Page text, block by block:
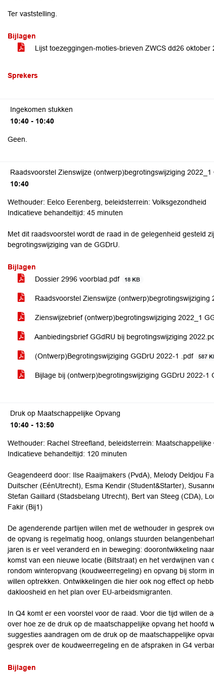
Ter vaststelling.
Bijlagen
Lijst toezeggingen-moties-brieven ZWCS dd26
Sprekers
Ingekomen stukken
10:40 - 10:40
Geen.
Raadsvoorstel Zienswijze (ontwerp)begrotingswijziging
10:40
Wethouder: Eelco Eerenberg, beleidsterrein: Volksgezondheid
Indicatieve behandeltijd: 45 minuten
Met dit raadsvoorstel wordt de raad in de gelegenheid gesteld
begrotingswijziging van de GGDrU.
Bijlagen
Dossier 2996 voorblad.pdf
18 KB
Raadsvoorstel Zienswijze
Zienswijzebrief (ontwerp)begrotingswijziging 2022_1
Aanbiedingsbrief GGdRU bij begrotingswijziging
(Ontwerp)Begrotingswijziging GGDrU 2022-1 .pdf 587
Bijlage bij (ontwerp)begrotingswijziging GGDrU 2022-1
Druk op Maatschappelijke Opvang
10:40 - 13:50
Wethouder: Rachel Streefland, beleidsterrein: Maatschappelijke
Indicatieve behandeltijd: 120 minuten
Geagendeerd door: Ilse Raaijmakers (PvdA), Melody Deldjou
Duitscher (EénUtrecht), Esma Kendir (Student&Starter),
Stefan Gaillard (Stadsbelang Utrecht), Bert van Steeg (CDA),
Fakir (Bij1)
De agenderende partijen willen met de wethouder in gesprek
de opvang is regelmatig hoog, onlangs stuurden
jaren is er veel veranderd en in beweging: doorontwikkeling
komst van een nieuwe locatie (Biltstraat) en het verdwijnen
rondom winteropvang (koudweerregeling) en opvang bij storm
willen optrekken. Ontwikkelingen die hier ook nog effect op
dakloosheid en het plan over EU-arbeidsmigranten.
In Q4 komt er een voorstel voor de raad. Voor die tijd willen de
over hoe ze de druk op de maatschappelijke opvang het hoofd
suggesties aandragen om de druk op de maatschappelijke
gesprek over de koudweerregeling en de afspraken in G4
Bijlagen